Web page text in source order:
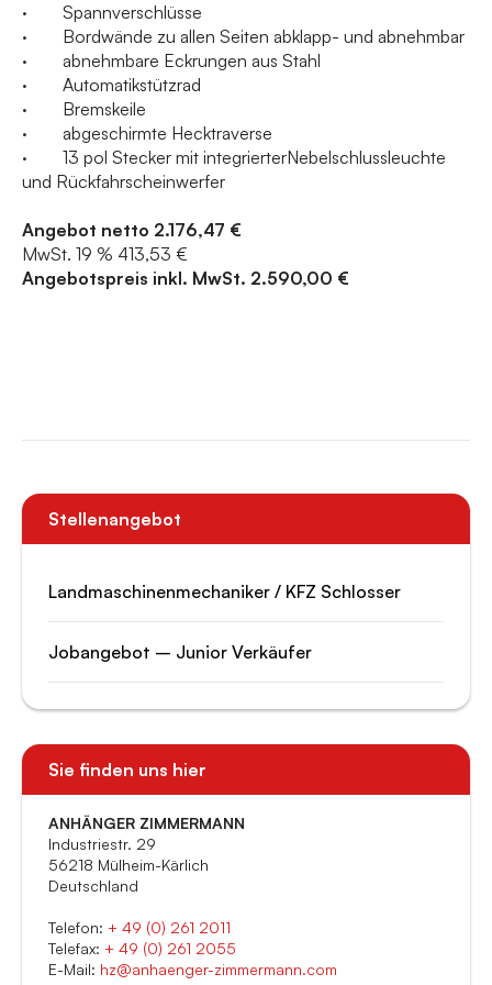
· Spannverschlüsse
· Bordwände zu allen Seiten abklapp- und abnehmbar
· abnehmbare Eckrungen aus Stahl
· Automatikstützrad
· Bremskeile
· abgeschirmte Hecktraverse
· 13 pol Stecker mit integrierterNebelschlussleuchte
und Rückfahrscheinwerfer
Angebot netto 2.176,47 €
MwSt. 19 % 413,53 €
Angebotspreis inkl. MwSt. 2.590,00 €
Stellenangebot
Landmaschinenmechaniker / KFZ Schlosser
Jobangebot – Junior Verkäufer
Sie finden uns hier
ANHÄNGER ZIMMERMANN
Industriestr. 29
56218 Mülheim-Kärlich
Deutschland
Telefon: + 49 (0) 261 2011
Telefax: + 49 (0) 261 2055
E-Mail: hz@anhaenger-zimmermann.com